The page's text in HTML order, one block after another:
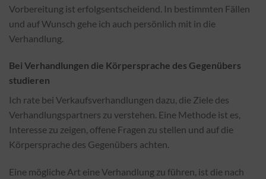
Vorbereitung ist erfolgsentscheidend. In bestimmten Fällen
und auf Wunsch gehe ich auch persönlich mit in die
Verhandlung.
Bei Verhandlungen die Körpersprache des Gegenübers
studieren
Ich rate bei Verkaufsverhandlungen dazu, die Ziele des
Verhandlungspartners zu verstehen. Eine Methode ist es,
Interesse zu zeigen, offene Fragen zu stellen und auf die
Körpersprache des Gegenübers achten.
Eine mögliche Art eine Verhandlung zu führen, ist die nach